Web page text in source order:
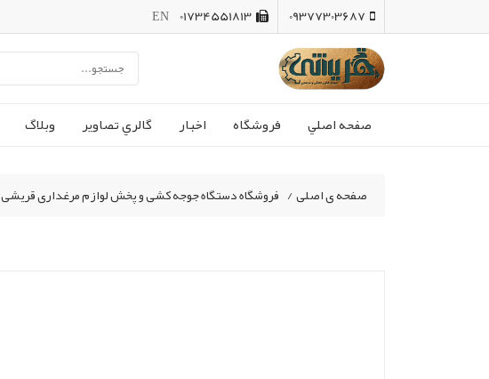
09377303687
01734551813
EN
صفحه اصلي فروشگاه اخبار گالري تصاوير وبلاگ
صفحه ی اصلی/ فروشگاه دستگاه جوجه کشی و پخش لوازم مرغداری قریشی